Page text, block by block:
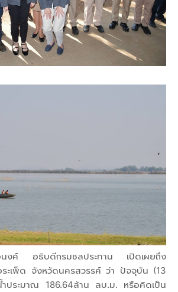
งค์ อธิบดีกรมชลประทาน เปิดเผยถึง
ะเพ็ด จังหวัดนครสวรรค์ ว่า ปัจจุบัน (13
ประมาณ 186.64ล้าน ลบ.ม. หรือคิดเป็น